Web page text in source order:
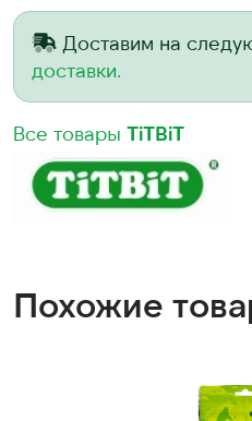
Доставим на
доставки.
Все товары TiTBiT
Похожие